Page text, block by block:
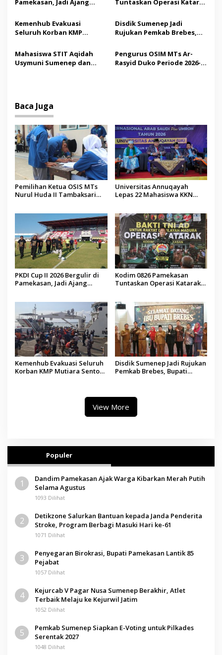
o
s
Pamekasan, Jadi Ajang
Madura
Tuntaskan Operasi Katarak
Tindakan Medis
Kemenhub Evakuasi
Seluruh Korban KMP
Operator Diaudit
Disdik Sumenep Jadi
Rujukan Pemkab Brebes,
Pendidikan Berbasis
Budaya
Mahasiswa STIT Aqidah
Usymuni Sumenep dan
Pengurus OSIM MTs Ar-
Rasyid Duko Periode 2026-
Baca Juga
Pemilihan Ketua OSIS MTs
Nurul Huda II Tambaksari
Universitas Annuqayah
Lepas 22 Mahasiswa KKN
PKDI Cup II 2026 Bergulir di
Pamekasan, Jadi Ajang
Kodim 0826 Pamekasan
Tuntaskan Operasi Katarak
Kemenhub Evakuasi Seluruh
Korban KMP Mutiara Sentosa
Disdik Sumenep Jadi Rujukan
Pemkab Brebes, Bupati
View More
Populer
1
Dandim Pamekasan Ajak Warga Kibarkan Merah Putih
Selama Agustus
1093 Dilihat
2
Detikzone Salurkan Bantuan kepada Janda Penderita
Stroke, Program Berbagi Masuki Hari ke-61
1071 Dilihat
3
Penyegaran Birokrasi, Bupati Pamekasan Lantik 85
Pejabat
1057 Dilihat
4
Kejurcab V Pagar Nusa Sumenep Berakhir, Atlet
Terbaik Melaju ke Kejurwil Jatim
1052 Dilihat
5
Pemkab Sumenep Siapkan E-Voting untuk Pilkades
Serentak 2027
1048 Dilihat